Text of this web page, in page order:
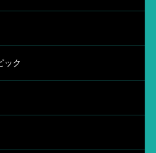
ック